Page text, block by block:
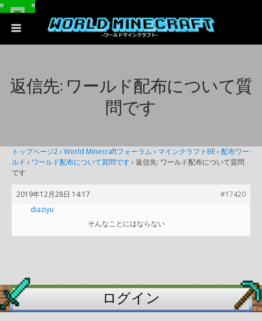
返信先: ワールド配布について質
問です
トップページ2› World Minecraftフォーラム › マインクラフトBE› 配布ワー
ルド › ワールド配布について質問です› 返信先: ワールド配布について質問
です
2019年12月28日 14:17
#17420
diaziyu
そんなことにはならない
ログイン